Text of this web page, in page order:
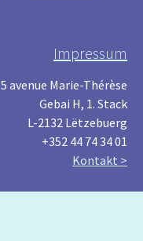
Impressum
5 avenue Marie-Thérèse
Gebai H, 1. Stack
L-2132 Lëtzebuerg
+352 44 74 34 01
Kontakt >